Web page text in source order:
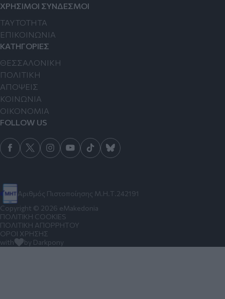
Αριθμός Πιστοποίησης Μ.Η.Τ.242191
ΧΡΗΣΙΜΟΙ ΣΥΝΔΕΣΜΟΙ
TAYTOTHTA
ΕΠΙΚΟΙΝΩΝΙΑ
ΚΑΤΗΓΟΡΙΕΣ
ΘΕΣΣΑΛΟΝΙΚΗ
ΠΟΛΙΤΙΚΗ
ΑΠΟΨΕΙΣ
ΚΟΙΝΩΝΙΑ
ΟΙΚΟΝΟΜΙΑ
FOLLOW US
Copyright © 2026 eMakedonia
ΠΟΛΙΤΙΚΗ COOKIES
ΠΟΛΙΤΙΚΗ ΑΠΟΡΡΗΤΟΥ
ΟΡΟΙ ΧΡΗΣΗΣ
with
by Darkpony